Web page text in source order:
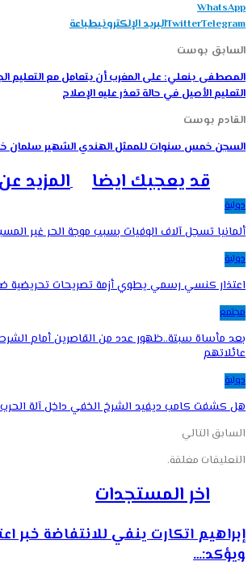
WhatsApp
TwitterTelegram البريد الإلكترونيطباعة
السابق بوست
المصطفى بنعلي: على المغرب أن يتعامل مع التعليم
التعليم الأصيل في حالة تعذر عليه الإصلاح
القادم بوست
السجن خمس سنوات للممثل الهندي الشهير سلمان
قد يعجبك ايضا المزيد
دولية
ألمانيا تسجل آلاف الوفيات بسبب موجة الحر غير
دولية
اعتذار كنسي رسمي يطوي أزمة تصريحات تحريضية
مجتمع
بعد مأساة سبتة..ظهور عدد من القاصرين أمام
عائلاتهم
دولية
هل كشفت كامب ديفيد الشرخ الخفي داخل آلة الحرب
السابق التالي
التعليقات مغلقة.
اخر المستجدات
إبراهيم اتكارت ينفي للانتفاضة خبر
ويؤكد:…